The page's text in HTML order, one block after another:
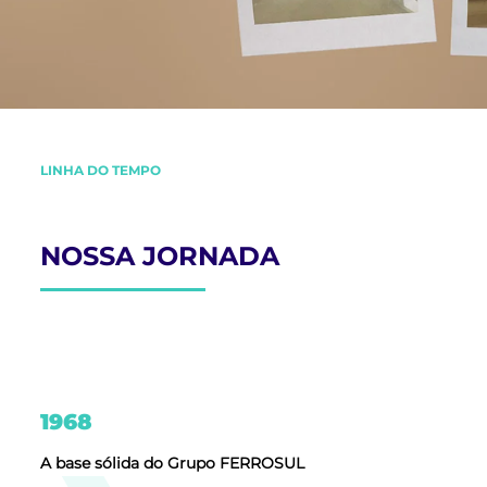
LINHA DO TEMPO
NOSSA JORNADA
1968
A base sólida do Grupo FERROSUL